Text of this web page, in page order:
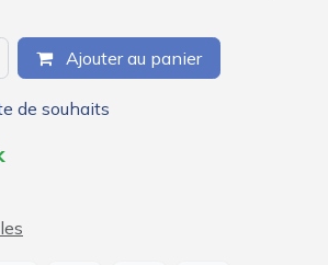
Ajouter au panier
de souhaits